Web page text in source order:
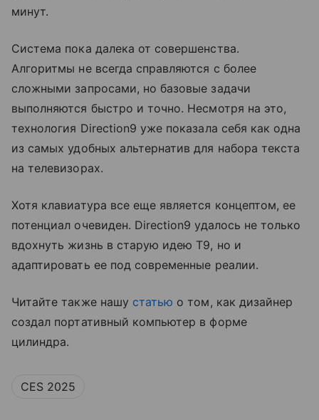
минут.
Система пока далека от совершенства.
Алгоритмы не всегда справляются с более
сложными запросами, но базовые задачи
выполняются быстро и точно. Несмотря на это,
технология Direction9 уже показала себя как одна
из самых удобных альтернатив для набора текста
на телевизорах.
Хотя клавиатура все еще является концептом, ее
потенциал очевиден. Direction9 удалось не только
вдохнуть жизнь в старую идею T9, но и
адаптировать ее под современные реалии.
Читайте также нашу статью о том, как дизайнер
создал портативный компьютер в форме
цилиндра.
CES 2025